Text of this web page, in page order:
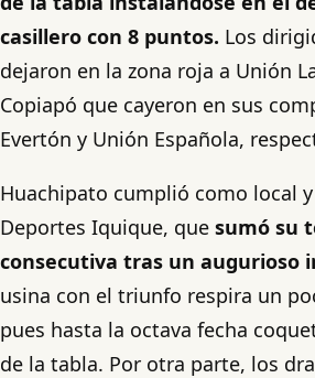
casillero con 8 puntos. Los
dejaron en la zona roja a Unión
Copiapó que cayeron en sus
Evertón y Unión Española,
Huachipato cumplió como local
Deportes Iquique, que sumó su
consecutiva tras un augurioso
usina con el triunfo respira un
pues hasta la octava fecha
de la tabla. Por otra parte, los